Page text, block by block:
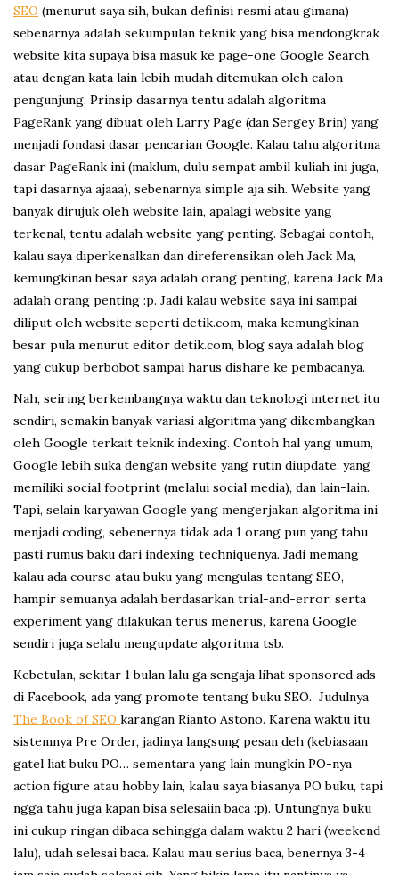
SEO (menurut saya sih, bukan definisi resmi atau gimana)
sebenarnya adalah sekumpulan teknik yang bisa mendongkrak
website kita supaya bisa masuk ke page-one Google Search,
atau dengan kata lain lebih mudah ditemukan oleh calon
pengunjung. Prinsip dasarnya tentu adalah algoritma
PageRank yang dibuat oleh Larry Page (dan Sergey Brin) yang
menjadi fondasi dasar pencarian Google. Kalau tahu algoritma
dasar PageRank ini (maklum, dulu sempat ambil kuliah ini juga,
tapi dasarnya ajaaa), sebenarnya simple aja sih. Website yang
banyak dirujuk oleh website lain, apalagi website yang
terkenal, tentu adalah website yang penting. Sebagai contoh,
kalau saya diperkenalkan dan direferensikan oleh Jack Ma,
kemungkinan besar saya adalah orang penting, karena Jack Ma
adalah orang penting :p. Jadi kalau website saya ini sampai
diliput oleh website seperti detik.com, maka kemungkinan
besar pula menurut editor detik.com, blog saya adalah blog
yang cukup berbobot sampai harus dishare ke pembacanya.
Nah, seiring berkembangnya waktu dan teknologi internet itu
sendiri, semakin banyak variasi algoritma yang dikembangkan
oleh Google terkait teknik indexing. Contoh hal yang umum,
Google lebih suka dengan website yang rutin diupdate, yang
memiliki social footprint (melalui social media), dan lain-lain.
Tapi, selain karyawan Google yang mengerjakan algoritma ini
menjadi coding, sebenernya tidak ada 1 orang pun yang tahu
pasti rumus baku dari indexing techniquenya. Jadi memang
kalau ada course atau buku yang mengulas tentang SEO,
hampir semuanya adalah berdasarkan trial-and-error, serta
experiment yang dilakukan terus menerus, karena Google
sendiri juga selalu mengupdate algoritma tsb.
Kebetulan, sekitar 1 bulan lalu ga sengaja lihat sponsored ads
di Facebook, ada yang promote tentang buku SEO. Judulnya
The Book of SEO karangan Rianto Astono. Karena waktu itu
sistemnya Pre Order, jadinya langsung pesan deh (kebiasaan
gatel liat buku PO… sementara yang lain mungkin PO-nya
action figure atau hobby lain, kalau saya biasanya PO buku, tapi
ngga tahu juga kapan bisa selesaiin baca :p). Untungnya buku
ini cukup ringan dibaca sehingga dalam waktu 2 hari (weekend
lalu), udah selesai baca. Kalau mau serius baca, benernya 3-4